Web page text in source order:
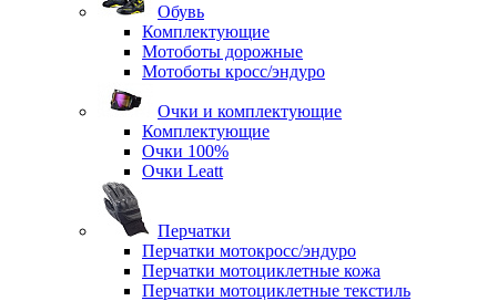
Обувь
Комплектующие
Мотоботы дорожные
Мотоботы кросс/эндуро
Очки и комплектующие
Комплектующие
Очки 100%
Очки Leatt
Перчатки
Перчатки мотокросс/эндуро
Перчатки мотоциклетные кожа
Перчатки мотоциклетные текстиль